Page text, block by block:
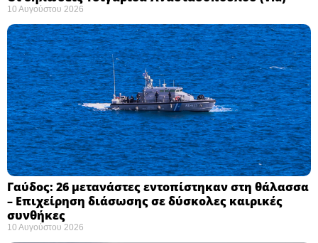
10 Αυγούστου 2026
Γαύδος: 26 μετανάστες εντοπίστηκαν στη θάλασσα
– Επιχείρηση διάσωσης σε δύσκολες καιρικές
συνθήκες ​
10 Αυγούστου 2026